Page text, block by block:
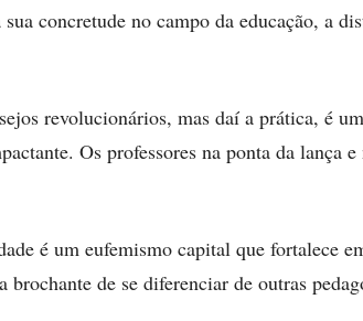
concretude no campo da educação, a
revolucionários, mas daí a prática, é
Os professores na ponta da lança e
é um eufemismo capital que fortalece
brochante de se diferenciar de outras